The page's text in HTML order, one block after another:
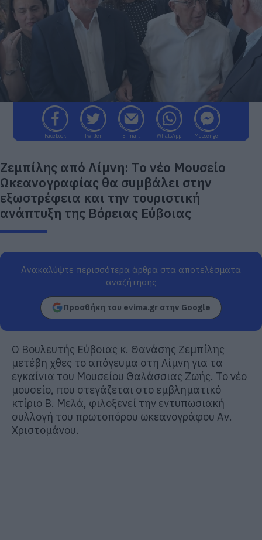
Facebook Twitter E-mail WhatsApp Messenger
Ζεμπίλης από Λίμνη: Το νέο Μουσείο
Ωκεανογραφίας θα συμβάλει στην
εξωστρέφεια και την τουριστική
ανάπτυξη της Βόρειας Εύβοιας
Ανακαλύψτε περισσότερα άρθρα στα αποτελέσματα
αναζήτησης
Προσθήκη του evima.gr στην Google
Ο Βουλευτής Εύβοιας κ. Θανάσης Ζεμπίλης
μετέβη χθες το απόγευμα στη Λίμνη για τα
εγκαίνια του Μουσείου Θαλάσσιας Ζωής. Το νέο
μουσείο, που στεγάζεται στο εμβληματικό
κτίριο Β. Μελά, φιλοξενεί την εντυπωσιακή
συλλογή του πρωτοπόρου ωκεανογράφου Αν.
Χριστομάνου.